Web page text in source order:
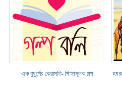
এক বুযুর্গের কেরামতি- শিক্ষামূলক গল্প